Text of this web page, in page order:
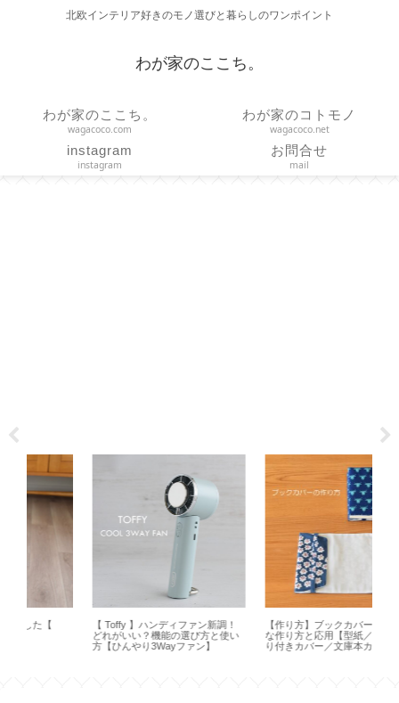
北欧インテリア好きのモノ選びと暮らしのワンポイント
わが家のここち。
わが家のここち。
wagacoco.com
わが家のコトモノ
wagacoco.net
instagram
instagram
お問合せ
mail
【 Toffy 】ハンディファン新調！
どれがいい？機能の選び方と使い
方【ひんやり3Wayファン】
【作り方】ブックカバーの基本的
な作り方と応用【型紙／布製しお
り付きカバー／文庫本カバー／ハ